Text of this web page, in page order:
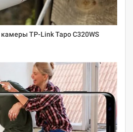
TP-Link Tapo C320WS